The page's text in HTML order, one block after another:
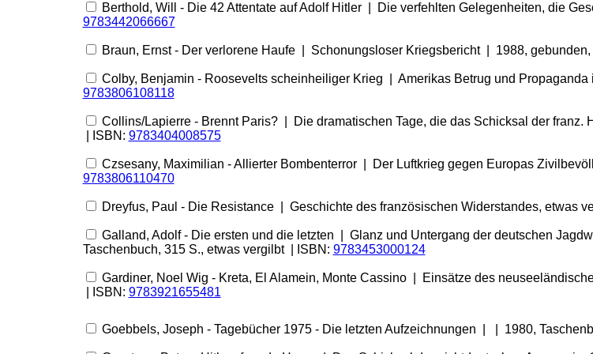
Berthold, Will - Die 42 Attentate auf Adolf Hitler | Die verfehlten Gelegenheiten, die
9783442066667
Braun, Ernst - Der verlorene Haufe | Schonungsloser Kriegsbericht | 1988,
Colby, Benjamin - Roosevelts scheinheiliger Krieg | Amerikas Betrug und
9783806108118
Collins/Lapierre - Brennt Paris? | Die dramatischen Tage, die das Schicksal der
| ISBN: 9783404008575
Czsesany, Maximilian - Allierter Bombenterror | Der Luftkrieg gegen Europas
9783806110470
Dreyfus, Paul - Die Resistance | Geschichte des französischen Widerstandes, etwas
Galland, Adolf - Die ersten und die letzten | Glanz und Untergang der deutschen
Taschenbuch, 315 S., etwas vergilbt | ISBN: 9783453000124
Gardiner, Noel Wig - Kreta, El Alamein, Monte Cassino | Einsätze des
| ISBN: 9783921655481
Goebbels, Joseph - Tagebücher 1975 - Die letzten Aufzeichnungen | | 1980,